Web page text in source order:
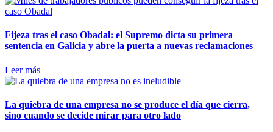
Fijeza tras el caso Obadal: el Supremo dicta su primera
sentencia en Galicia y abre la puerta a nuevas reclamaciones
Leer más
La quiebra de una empresa no se produce el día que cierra,
sino cuando se decide mirar para otro lado